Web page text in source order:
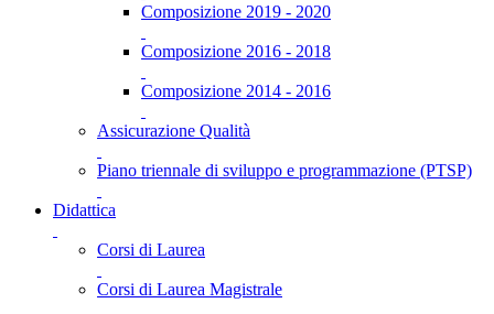
Composizione 2019 - 2020
Composizione 2016 - 2018
Composizione 2014 - 2016
Assicurazione Qualità
Piano triennale di sviluppo e programmazione (PTSP)
Didattica
Corsi di Laurea
Corsi di Laurea Magistrale